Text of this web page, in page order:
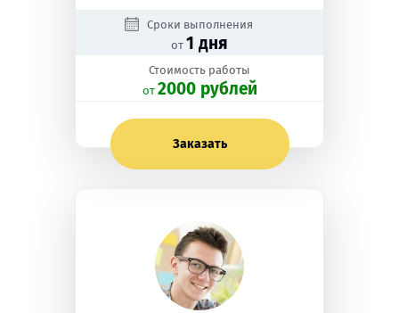
Сроки выполнения
от 1 дня
Стоимость работы
oт 2000 рублей
Заказать